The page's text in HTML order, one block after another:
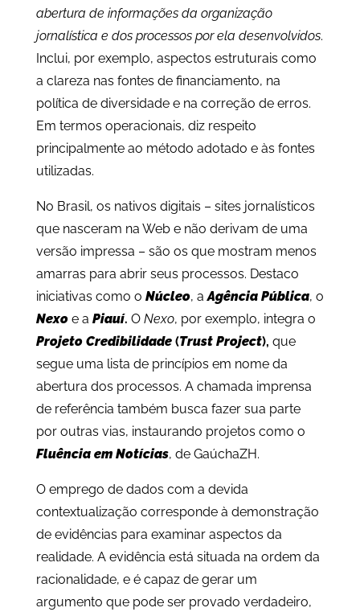
abertura de informações da organização
jornalística e dos processos por ela desenvolvidos.
Inclui, por exemplo, aspectos estruturais como
a clareza nas fontes de financiamento, na
política de diversidade e na correção de erros.
Em termos operacionais, diz respeito
principalmente ao método adotado e às fontes
utilizadas.
No Brasil, os nativos digitais – sites jornalísticos
que nasceram na Web e não derivam de uma
versão impressa – são os que mostram menos
amarras para abrir seus processos. Destaco
iniciativas como o Núcleo, aAgência Pública, o
Nexoe a Piauí. O Nexo, por exemplo, integra o
Projeto Credibilidade(Trust Project), que
segue uma lista de princípios em nome da
abertura dos processos. A chamada imprensa
de referência também busca fazer sua parte
por outras vias, instaurando projetos como o
Fluência em Notícias, de GaúchaZH.
O emprego de dados com a devida
contextualização corresponde à demonstração
de evidências para examinar aspectos da
realidade. A evidência está situada na ordem da
racionalidade, e é capaz de gerar um
argumento que pode ser provado verdadeiro,